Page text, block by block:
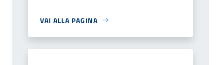
VAI ALLA PAGINA